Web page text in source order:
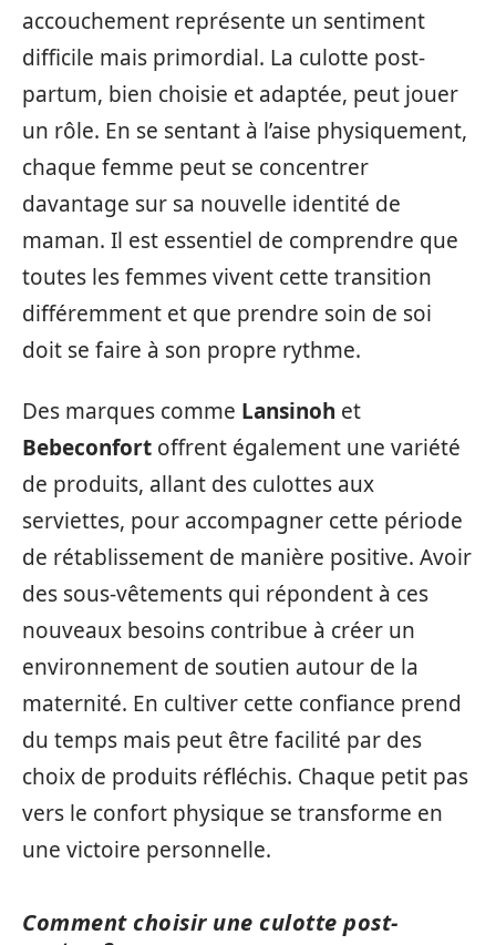
accouchement représente un sentiment
difficile mais primordial. La culotte post-
partum, bien choisie et adaptée, peut jouer
un rôle. En se sentant à l’aise physiquement,
chaque femme peut se concentrer
davantage sur sa nouvelle identité de
maman. Il est essentiel de comprendre que
toutes les femmes vivent cette transition
différemment et que prendre soin de soi
doit se faire à son propre rythme.
Des marques comme Lansinoh et
Bebeconfort offrent également une variété
de produits, allant des culottes aux
serviettes, pour accompagner cette période
de rétablissement de manière positive. Avoir
des sous-vêtements qui répondent à ces
nouveaux besoins contribue à créer un
environnement de soutien autour de la
maternité. En cultiver cette confiance prend
du temps mais peut être facilité par des
choix de produits réfléchis. Chaque petit pas
vers le confort physique se transforme en
une victoire personnelle.
Comment choisir une culotte post-